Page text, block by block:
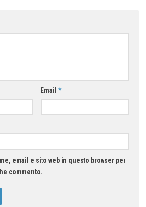
Email *
email e sito web in questo browser per
commento.